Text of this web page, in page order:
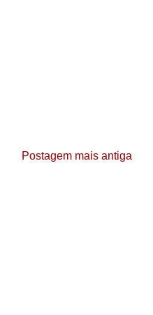
Postagem mais antiga